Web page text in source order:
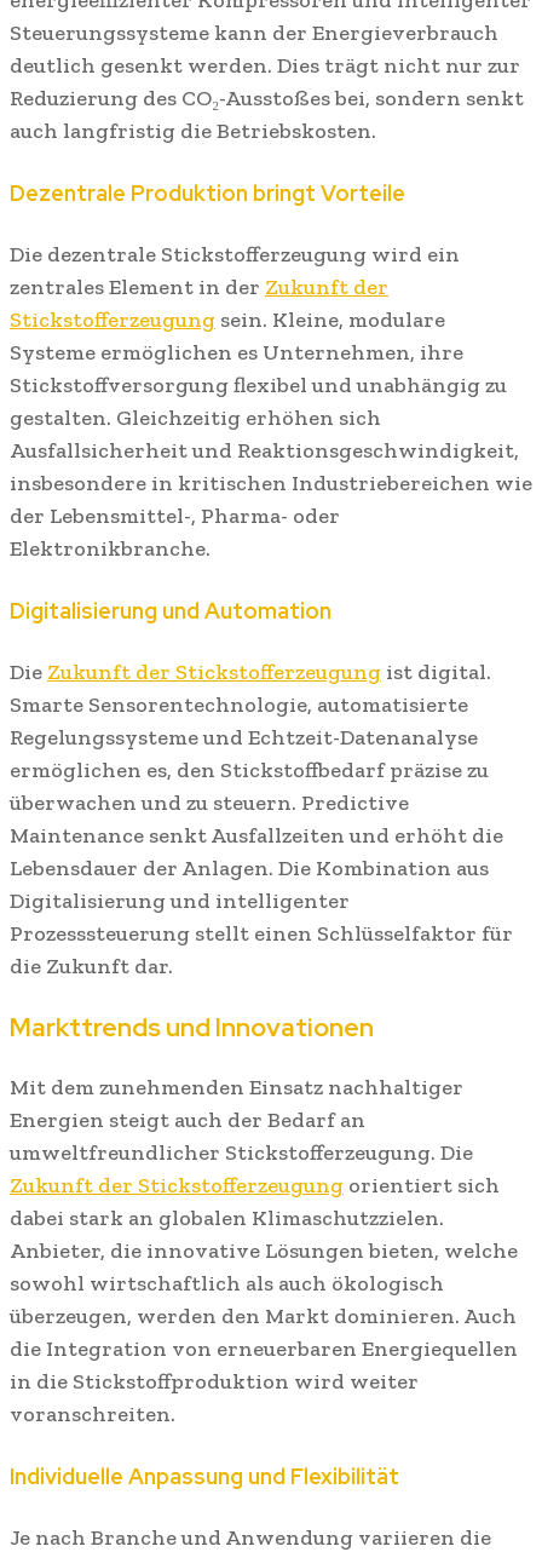
Steuerungssysteme kann der Energieverbrauch
deutlich gesenkt werden. Dies trägt nicht nur zur
Reduzierung des CO₂-Ausstoßes bei, sondern senkt
auch langfristig die Betriebskosten.
Dezentrale Produktion bringt Vorteile
Die dezentrale Stickstofferzeugung wird ein
zentrales Element in der Zukunft der
Stickstofferzeugung sein. Kleine, modulare
Systeme ermöglichen es Unternehmen, ihre
Stickstoffversorgung flexibel und unabhängig zu
gestalten. Gleichzeitig erhöhen sich
Ausfallsicherheit und Reaktionsgeschwindigkeit,
insbesondere in kritischen Industriebereichen wie
der Lebensmittel-, Pharma- oder
Elektronikbranche.
Digitalisierung und Automation
Die Zukunft der Stickstofferzeugung ist digital.
Smarte Sensorentechnologie, automatisierte
Regelungssysteme und Echtzeit-Datenanalyse
ermöglichen es, den Stickstoffbedarf präzise zu
überwachen und zu steuern. Predictive
Maintenance senkt Ausfallzeiten und erhöht die
Lebensdauer der Anlagen. Die Kombination aus
Digitalisierung und intelligenter
Prozesssteuerung stellt einen Schlüsselfaktor für
die Zukunft dar.
Markttrends und Innovationen
Mit dem zunehmenden Einsatz nachhaltiger
Energien steigt auch der Bedarf an
umweltfreundlicher Stickstofferzeugung. Die
Zukunft der Stickstofferzeugung orientiert sich
dabei stark an globalen Klimaschutzzielen.
Anbieter, die innovative Lösungen bieten, welche
sowohl wirtschaftlich als auch ökologisch
überzeugen, werden den Markt dominieren. Auch
die Integration von erneuerbaren Energiequellen
in die Stickstoffproduktion wird weiter
voranschreiten.
Individuelle Anpassung und Flexibilität
Je nach Branche und Anwendung variieren die